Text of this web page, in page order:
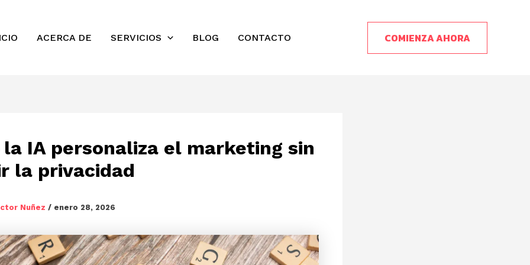
ACERCA DE SERVICIOS BLOG CONTACTO COMIENZA AHORA
la IA personaliza el marketing sin
la privacidad
Nuñez / enero 28, 2026